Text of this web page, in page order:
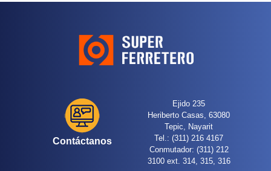
Contáctanos
Ejido 235
Heriberto Casas, 63080
Tepic, Nayarit
Tel.: (311) 216 4167
Conmutador: (311) 212
3100 ext. 314, 315, 316